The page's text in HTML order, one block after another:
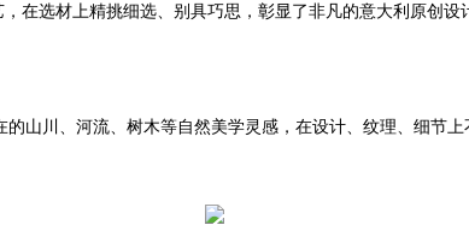
在选材上精挑细选、别具巧思，彰显了非凡的意大利原创设
的山川、河流、树木等自然美学灵感，在设计、纹理、细节